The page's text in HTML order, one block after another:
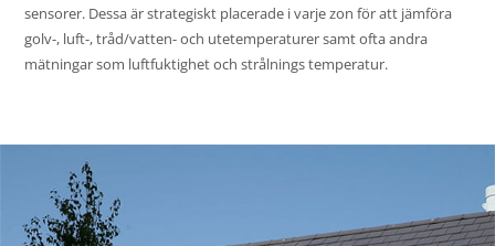
sensorer. Dessa är strategiskt placerade i varje zon för att jämföra
golv-, luft-, tråd/vatten- och utetemperaturer samt ofta andra
mätningar som luftfuktighet och strålnings temperatur.